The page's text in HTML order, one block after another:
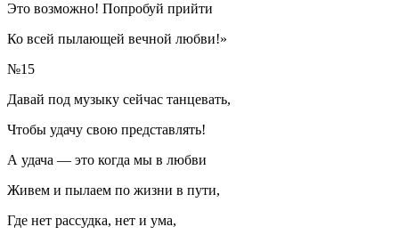
Это возможно! Попробуй прийти
Ко всей пылающей вечной любви!»
№15
Давай под музыку сейчас танцевать,
Чтобы удачу свою представлять!
А удача — это когда мы в любви
Живем и пылаем по жизни в пути,
Где нет рассудка, нет и ума,